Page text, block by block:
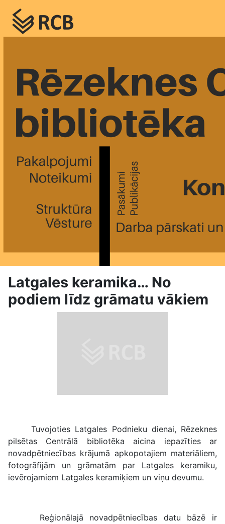
Latgales keramika… No
podiem līdz grāmatu vākiem
Tuvojoties Latgales Podnieku dienai, Rēzeknes
pilsētas Centrālā bibliotēka aicina iepazīties ar
novadpētniecības krājumā apkopotajiem materiāliem,
fotogrāfijām un grāmatām par Latgales keramiku,
ievērojamiem Latgales keramiķiem un viņu devumu.
Reģionālajā novadpētniecības datu bāzē ir